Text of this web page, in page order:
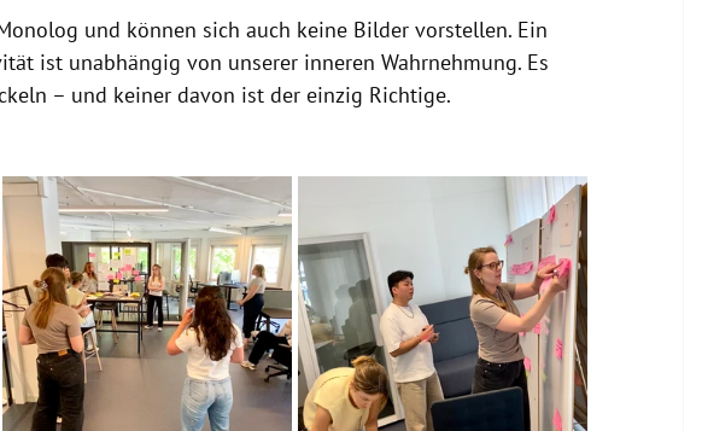
und können sich auch keine Bilder vorstellen. Ein
ist unabhängig von unserer inneren Wahrnehmung. Es
– und keiner davon ist der einzig Richtige.